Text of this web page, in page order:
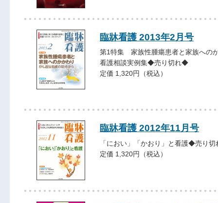
臨牀看護 2013年2月号
第1特集 家族性腫瘍患者と家族への
看護相談実例集◆売り切れ◆
定価 1,320円（税込）
臨牀看護 2012年11月号
「におい」「かおり」と看護◆売り
定価 1,320円（税込）